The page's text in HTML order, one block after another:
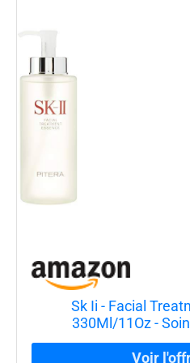
Sk Ii - Facial
330Ml/11Oz -